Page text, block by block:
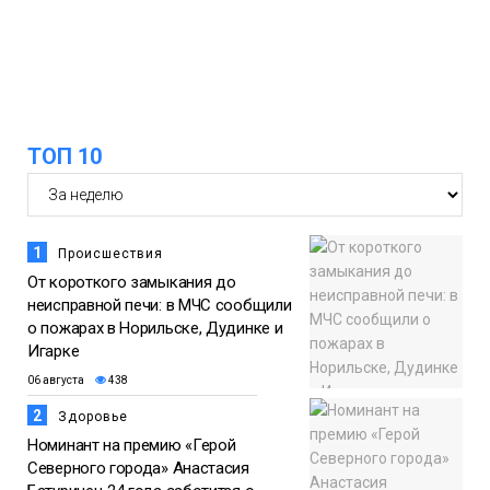
12:25
06 августа
Медиакомпании
списке городов, откуда приехали
норильчане
ТОП 10
1 Происшествия
От короткого замыкания до
неисправной печи: в МЧС сообщили
о пожарах в Норильске, Дудинке и
Игарке
06 августа 438
2 Здоровье
Номинант на премию «Герой
Северного города» Анастасия